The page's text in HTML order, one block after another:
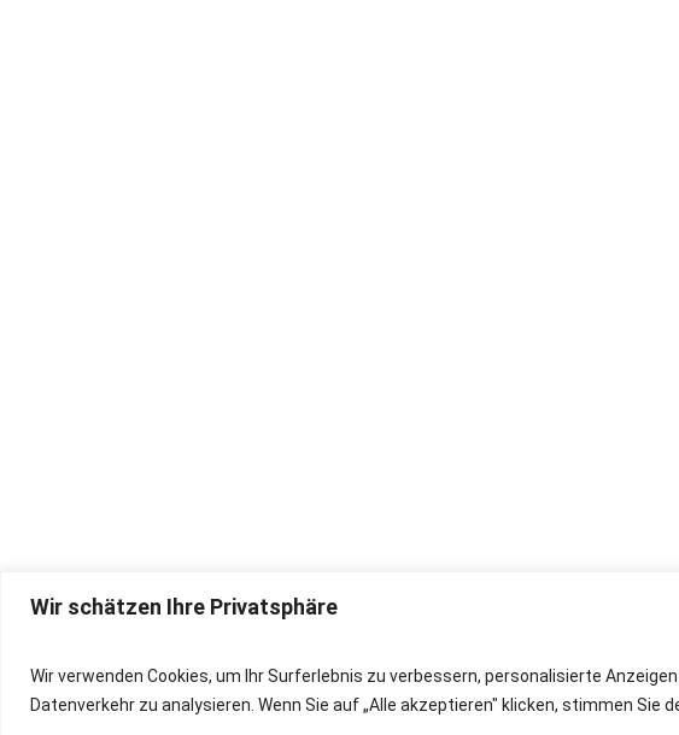
Wir schätzen Ihre Privatsphäre
Wir verwenden Cookies, um Ihr Surferlebnis zu verbessern, personalisierte
Datenverkehr zu analysieren. Wenn Sie auf „Alle akzeptieren" klicken, stimmen Sie
IMPRESSUM
DATENSCHUTZ